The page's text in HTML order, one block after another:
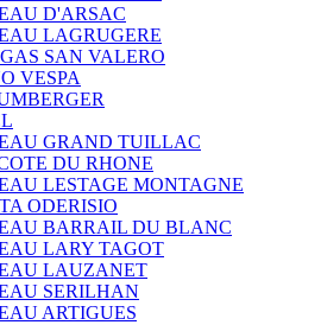
D'ARSAC
LAGRUGERE
SAN VALERO
VESPA
GRAND TUILLAC
DU RHONE
LESTAGE MONTAGNE
ODERISIO
BARRAIL DU BLANC
LARY TAGOT
LAUZANET
SERILHAN
ARTIGUES